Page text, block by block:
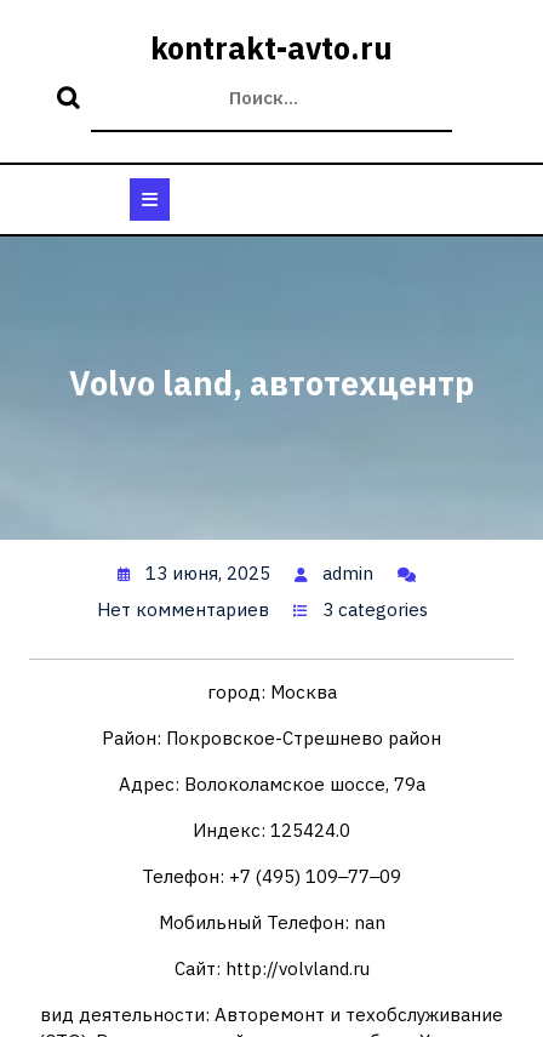
kontrakt-avto.ru
Volvo land, автотехцентр
13 июня, 2025
admin
Нет комментариев
3 categories
город: Москва
Район: Покровское-Стрешнево район
Адрес: Волоколамское шоссе, 79а
Индекс: 125424.0
Телефон: +7 (495) 109‒77‒09
Мобильный Телефон: nan
Сайт: http://volvland.ru
вид деятельности: Авторемонт и техобслуживание